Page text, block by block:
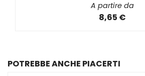
A partire da
8,65 €
POTREBBE ANCHE PIACERTI